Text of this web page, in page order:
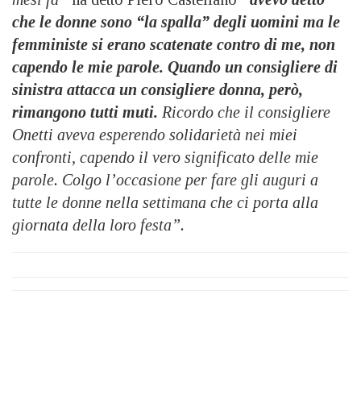
che le donne sono “la spalla” degli uomini ma le
femministe si erano scatenate contro di me, non
capendo le mie parole. Quando un consigliere di
sinistra attacca un consigliere donna, però,
rimangono tutti muti. Ricordo che il consigliere
Onetti aveva esperendo solidarietà nei miei
confronti, capendo il vero significato delle mie
parole. Colgo l’occasione per fare gli auguri a
tutte le donne nella settimana che ci porta alla
giornata della loro festa”.